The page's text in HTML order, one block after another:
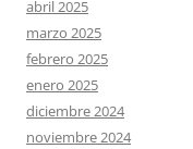
abril 2025
marzo 2025
febrero 2025
enero 2025
diciembre 2024
noviembre 2024